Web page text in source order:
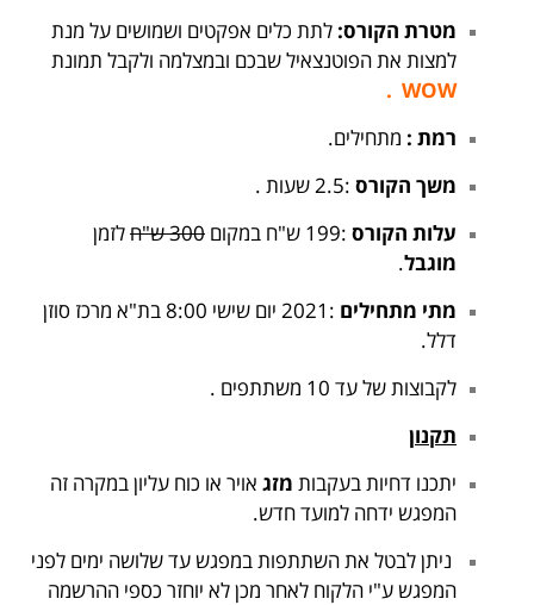
מטרת הקורס: לתת כלים אפקטים ושמושים על מנת
למצות את הפוטנצאיל שבכם ובמצלמה ולקבל תמונת
WOW .
רמת : מתחילים.
משך הקורס :2.5 שעות .
עלות הקורס :199 ש"ח במקום 300 ש"ח
לזמן
מוגבל.
מתי מתחילים
:2021 יום שישי 8:00 בת"א מרכז סוזן
דלל.
לקבוצות של עד 10 משתתפים .
תקנון
יתכנו דחיות בעקבות מזג אויר או כוח עליון במקרה זה
המפגש ידחה למועד חדש.
ניתן לבטל את השתתפות במפגש עד שלושה ימים לפני
המפגש ע"י הלקוח לאחר מכן לא יוחזר כספי ההרשמה